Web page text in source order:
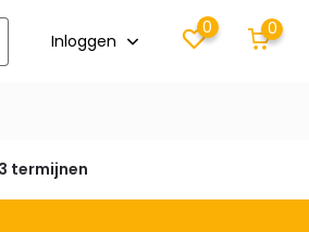
Inloggen
0 0
termijnen